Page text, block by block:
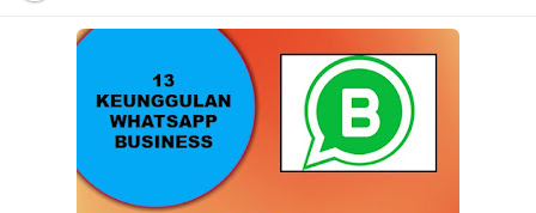
Profil Anwar Hafid, Politisi Yang Mernjadi Gubernur Provinsi Sulawesi
Tengah
Resep Pesmol Ikan Mas, Makanan Khas Sunda Dengan Rasa Yang